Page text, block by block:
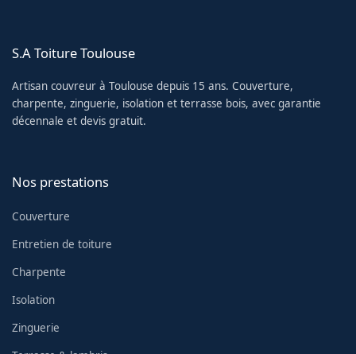
S.A Toiture Toulouse
Artisan couvreur à Toulouse depuis 15 ans. Couverture,
charpente, zinguerie, isolation et terrasse bois, avec garantie
décennale et devis gratuit.
Nos prestations
Couverture
Entretien de toiture
Charpente
Isolation
Zinguerie